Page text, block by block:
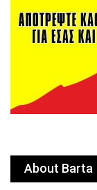
About Barta